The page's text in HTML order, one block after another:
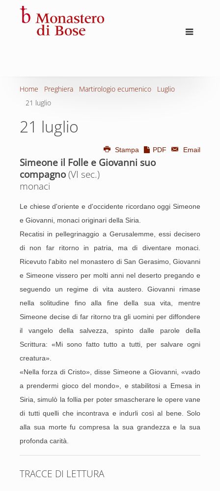
Home Preghiera Martirologio ecumenico
Luglio
21 luglio
21 luglio
Stampa PDF Email
Simeone il Folle e Giovanni suo
compagno(VI sec.)
monaci
Le chiese d'oriente e d'occidente ricordano oggi Simeone
e Giovanni, monaci originari della Siria.
Recatisi in pellegrinaggio a Gerusalemme, essi decisero
di non far ritorno in patria, ma di diventare monaci.
Ricevuto l'abito nel monastero di San Gerasimo, Giovanni
e Simeone vissero per molti anni nel deserto pregando e
seguendo un regime di vita austero. Giovanni rimase
nella solitudine fino alla fine della sua vita, mentre
Simeone decise di far ritorno tra gli uomini per diffondere
il vangelo della salvezza, spinto dalle parole della
Scrittura: «Mi sono fatto tutto a tutti, per salvare ogni
creatura».
«Nella forza di Cristo», disse Simeone a Giovanni, «vado
a prendermi gioco del mondo», e stabilitosi a Emesa in
Siria, simulò la follia per poter smascherare le opere vane
di tutti quelli che incontrava e indurli così al bene. Solo
alla sua morte fu compresa la sua grandezza e la sua
profonda carità.
TRACCE DI LETTURA